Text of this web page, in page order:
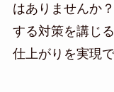
はありませんか
する対策を講じ
仕上がりを実現で